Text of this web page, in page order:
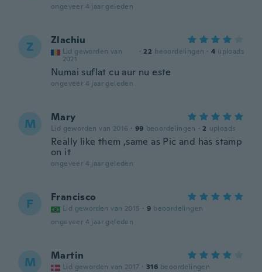
ongeveer 4 jaar geleden
Z Zlachiu
Lid geworden van
2021
· 22 beoordelingen · 4 uploads
Numai suflat cu aur nu este
ongeveer 4 jaar geleden
M Mary
Lid geworden van 2016 · 99 beoordelingen · 2 uploads
Really like them ,same as Pic and has stamp
on it
ongeveer 4 jaar geleden
F Francisco
Lid geworden van 2015 · 9 beoordelingen
ongeveer 4 jaar geleden
M Martin
Lid geworden van 2017 · 316 beoordelingen